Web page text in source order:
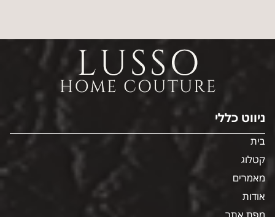
ניווט כללי
בית
קטלוג
מאמרים
אודות